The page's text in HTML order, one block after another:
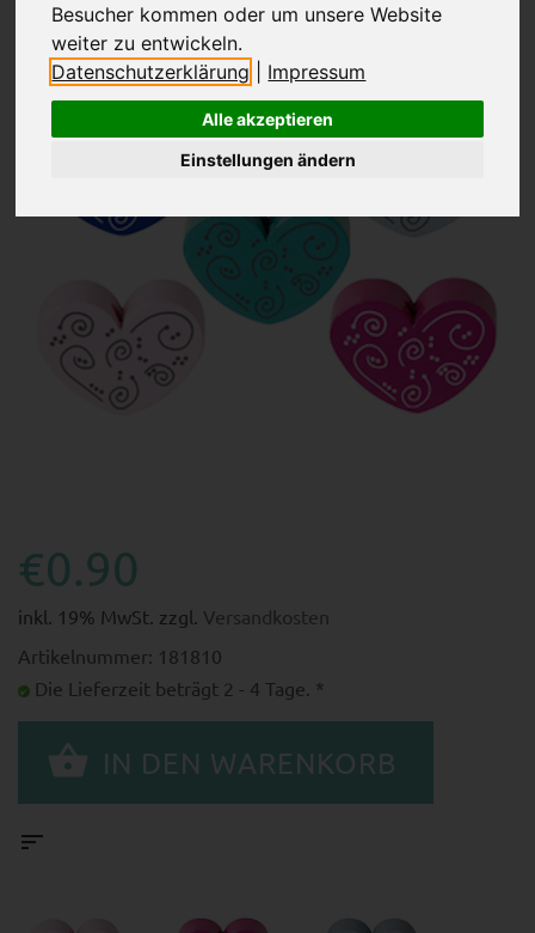
Besucher kommen oder um unsere Website
weiter zu entwickeln.
Datenschutzerklärung
Impressum
Alle akzeptieren
Einstellungen ändern
€0.90
inkl. 19% MwSt. zzgl. Versandkosten
Artikelnummer: 181810
Die Lieferzeit beträgt 2 - 4 Tage. *